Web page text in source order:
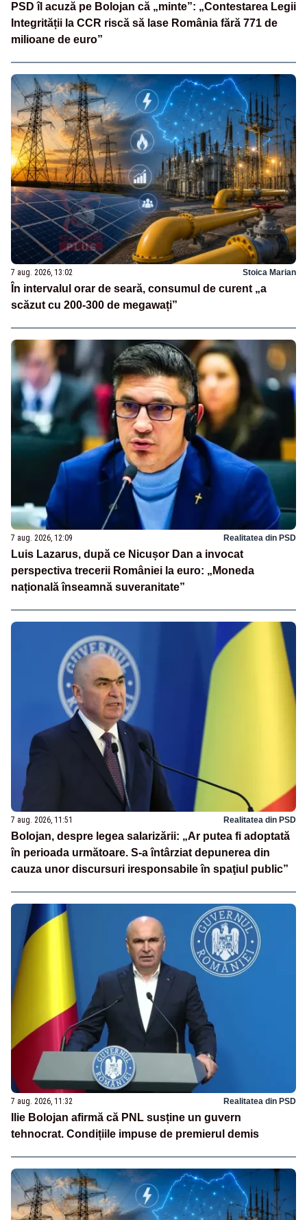
PSD îl acuză pe Bolojan că „minte”: „Contestarea Legii
Integrității la CCR riscă să lase România fără 771 de
milioane de euro”
7 aug. 2026, 13:02 Stoica Marian
În intervalul orar de seară, consumul de curent „a
scăzut cu 200-300 de megawați”
7 aug. 2026, 12:09 Realitatea din PSD
Luis Lazarus, după ce Nicușor Dan a invocat
perspectiva trecerii României la euro: „Moneda
națională înseamnă suveranitate”
7 aug. 2026, 11:51 Realitatea din PSD
Bolojan, despre legea salarizării: „Ar putea fi adoptată
în perioada următoare. S-a întârziat depunerea din
cauza unor discursuri iresponsabile în spaţiul public”
7 aug. 2026, 11:32 Realitatea din PSD
Ilie Bolojan afirmă că PNL susține un guvern
tehnocrat. Condițiile impuse de premierul demis